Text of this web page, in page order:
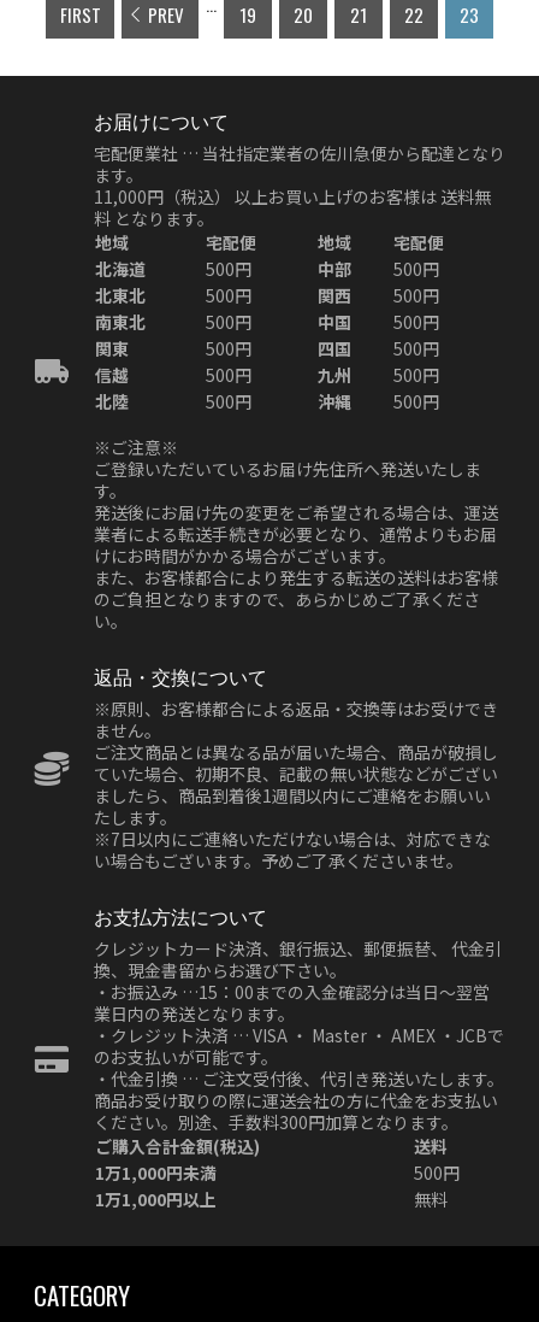
FIRST PREV 19 20 21 22 23
お届けについて
宅配便業社 … 当社指定業者の佐川急便から配達となり
ます。
11,000円（税込）
以上お買い上げのお客様は 送料無
料 となります。
地域
宅配便 地域
宅配便
北海道
500円 中部
500円
北東北
500円 関西
500円
南東北
500円 中国
500円
関東
500円 四国
500円
信越
500円 九州
500円
北陸
500円 沖縄
500円
※ご注意※
ご登録いただいているお届け先住所へ発送いたしま
す。
発送後にお届け先の変更をご希望される場合は、運送
業者による転送手続きが必要となり、通常よりもお届
けにお時間がかかる場合がございます。
また、お客様都合により発生する転送の送料はお客様
のご負担となりますので、あらかじめご了承くださ
い。
返品・交換について
※原則、お客様都合による返品・交換等はお受けでき
ません。
ご注文商品とは異なる品が届いた場合、商品が破損し
ていた場合、初期不良、記載の無い状態などがござい
ましたら、商品到着後1週間以内にご連絡をお願いい
たします。
※7日以内にご連絡いただけない場合は、対応できな
い場合もございます。予めご了承くださいませ。
お支払方法について
クレジットカード決済、銀行振込、郵便振替、 代金引
換、現金書留からお選び下さい。
・お振込み …15：00までの入金確認分は当日～翌営
業日内の発送となります。
・クレジット決済 … VISA ・ Master ・ AMEX ・JCBで
のお支払いが可能です。
・代金引換 … ご注文受付後、代引き発送いたします。
商品お受け取りの際に運送会社の方に代金をお支払い
ください。別途、手数料300円加算となります。
ご購入合計金額(税込)
送料
1万1,000円未満
500円
1万1,000円以上
無料
CATEGORY